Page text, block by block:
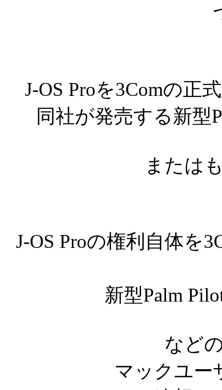
J-OS Proを3Comの正
同社が発売する新型
または
J-OS Proの権利自体を
新型Palm
など
マックユー